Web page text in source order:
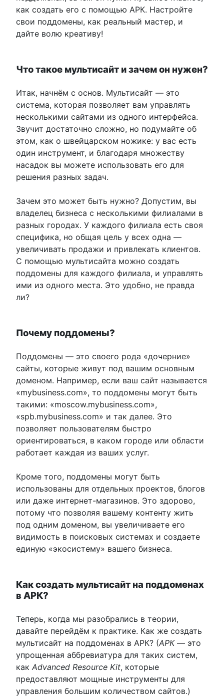
как создать его с помощью АРК. Настройте
свои поддомены, как реальный мастер, и
дайте волю креативу!
Что такое мультисайт и зачем он нужен?
Итак, начнём с основ. Мультисайт — это
система, которая позволяет вам управлять
несколькими сайтами из одного интерфейса.
Звучит достаточно сложно, но подумайте об
этом, как о швейцарском ножике: у вас есть
один инструмент, и благодаря множеству
насадок вы можете использовать его для
решения разных задач.
Зачем это может быть нужно? Допустим, вы
владелец бизнеса с несколькими филиалами в
разных городах. У каждого филиала есть своя
специфика, но общая цель у всех одна —
увеличивать продажи и привлекать клиентов.
С помощью мультисайта можно создать
поддомены для каждого филиала, и управлять
ими из одного места. Это удобно, не правда
ли?
Почему поддомены?
Поддомены — это своего рода «дочерние»
сайты, которые живут под вашим основным
доменом. Например, если ваш сайт называется
«mybusiness.com», то поддомены могут быть
такими: «moscow.mybusiness.com»,
«spb.mybusiness.com» и так далее. Это
позволяет пользователям быстро
ориентироваться, в каком городе или области
работает каждая из ваших услуг.
Кроме того, поддомены могут быть
использованы для отдельных проектов, блогов
или даже интернет-магазинов. Это здорово,
потому что позволяя вашему контенту жить
под одним доменом, вы увеличиваете его
видимость в поисковых системах и создаете
единую «экосистему» вашего бизнеса.
Как создать мультисайт на поддоменах
в АРК?
Теперь, когда мы разобрались в теории,
давайте перейдём к практике. Как же создать
мультисайт на поддоменах в АРК? (АРК— это
упрощенная аббревиатура для таких систем,
как Advanced Resource Kit, которые
предоставляют мощные инструменты для
управления большим количеством сайтов.)